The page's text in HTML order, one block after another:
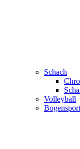
Schach
Volleyball
Bogensport